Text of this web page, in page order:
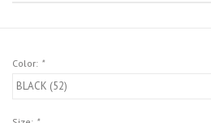
HOMMES
Color: *